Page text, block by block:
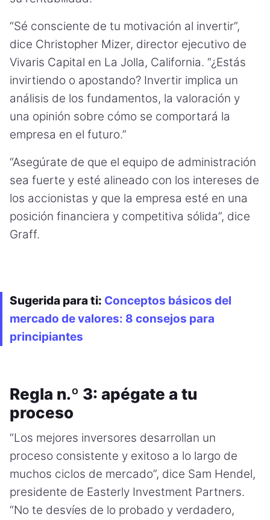
“Sé consciente de tu motivación al invertir”,
dice Christopher Mizer, director ejecutivo de
Vivaris Capital en La Jolla, California. “¿Estás
invirtiendo o apostando? Invertir implica un
análisis de los fundamentos, la valoración y
una opinión sobre cómo se comportará la
empresa en el futuro.”
“Asegúrate de que el equipo de administración
sea fuerte y esté alineado con los intereses de
los accionistas y que la empresa esté en una
posición financiera y competitiva sólida”, dice
Graff.
Sugerida para ti: Conceptos básicos del
mercado de valores: 8 consejos para
principiantes
Regla n.º 3: apégate a tu
proceso
“Los mejores inversores desarrollan un
proceso consistente y exitoso a lo largo de
muchos ciclos de mercado”, dice Sam Hendel,
presidente de Easterly Investment Partners.
“No te desvíes de lo probado y verdadero,